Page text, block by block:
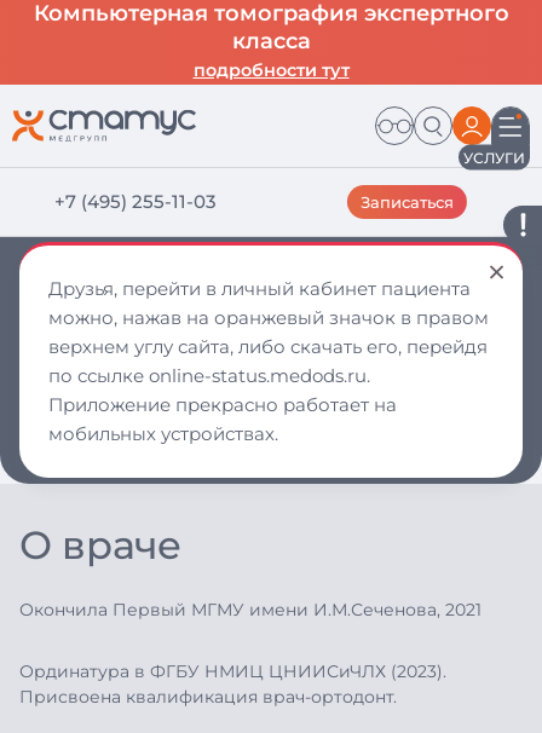
Компьютерная томография экспертного
класса
подробности тут
УСЛУГИ
Друзья, перейти в личный кабинет пациента
можно, нажав на оранжевый значок в правом
верхнем углу сайта, либо скачать его, перейдя
по ссылке online-status.medods.ru.
Приложение прекрасно работает на
мобильных устройствах.
‪+7 (495) 255-11-03 Записаться
Зарипова Анна Александровна — врач
в Дмитрове
Врач стоматолог-ортодонт
Окончила Первый МГМУ имени И.М.Сеченова, 2021
Стоматология детская
Стоматология ортодонтическая
Стоматология терапевтическая
Стоматология детская
Записаться на прием
О враче
Окончила Первый МГМУ имени И.М.Сеченова, 2021
Ординатура в ФГБУ НМИЦ ЦНИИСиЧЛХ (2023).
Присвоена квалификация врач-ортодонт.